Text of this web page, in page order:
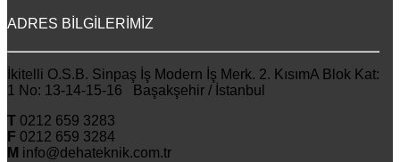
ADRES BİLGİLERİMİZ
İkitelli O.S.B. Sinpaş İş Modern İş Merk. 2. KısımA Blok Kat:
1 No: 13-14-15-16 Başakşehir / İstanbul
T 0212 659 3283
F 0212 659 3284
M info@dehateknik.com.tr